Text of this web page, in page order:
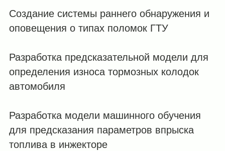
Создание системы раннего обнаружения и
оповещения о типах поломок ГТУ
Разработка предсказательной модели для
определения износа тормозных колодок
автомобиля
Разработка модели машинного обучения
для предсказания параметров впрыска
топлива в инжекторе